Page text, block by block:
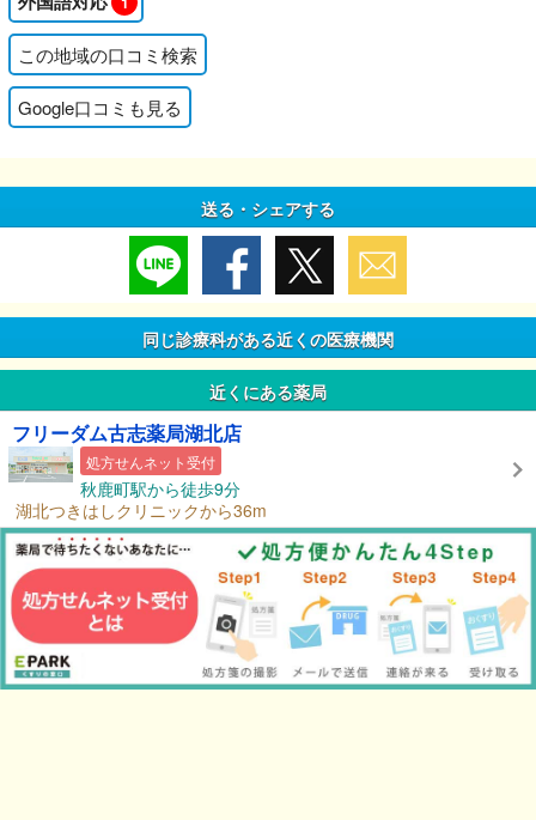
この地域の口コミ検索
Google口コミも見る
送る・シェアする
同じ診療科がある近くの医療機関
近くにある薬局
フリーダム古志薬局湖北店
処方せんネット受付
秋鹿町駅から徒歩9分
湖北つきはしクリニックから36m